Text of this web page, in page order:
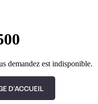
demandez est indisponible.
D'ACCUEIL